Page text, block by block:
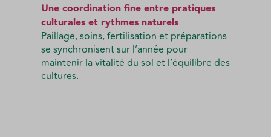
Une coordination fine entre pratiques
culturales et rythmes naturels
Paillage, soins, fertilisation et préparations
se synchronisent sur l’année pour
maintenir la vitalité du sol et l’équilibre des
cultures.